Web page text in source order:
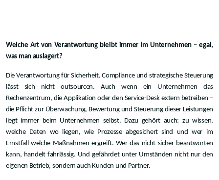
Welche Art von Verantwortung bleibt immer im Unternehmen – egal,
was man auslagert?
Die Verantwortung für Sicherheit, Compliance und strategische Steuerung
lässt sich nicht outsourcen. Auch wenn ein Unternehmen das
Rechenzentrum, die Applikation oder den Service-Desk extern betreiben –
die Pflicht zur Überwachung, Bewertung und Steuerung dieser Leistungen
liegt immer beim Unternehmen selbst. Dazu gehört auch: zu wissen,
welche Daten wo liegen, wie Prozesse abgesichert sind und wer im
Ernstfall welche Maßnahmen ergreift. Wer das nicht sicher beantworten
kann, handelt fahrlässig. Und gefährdet unter Umständen nicht nur den
eigenen Betrieb, sondern auch Kunden und Partner.